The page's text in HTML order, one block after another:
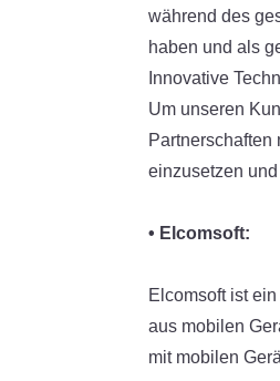
während des
haben und als
Innovative
Um unseren
einzusetzen
• Elcomsoft:
Elcomsoft ist
aus mobilen
mit mobilen